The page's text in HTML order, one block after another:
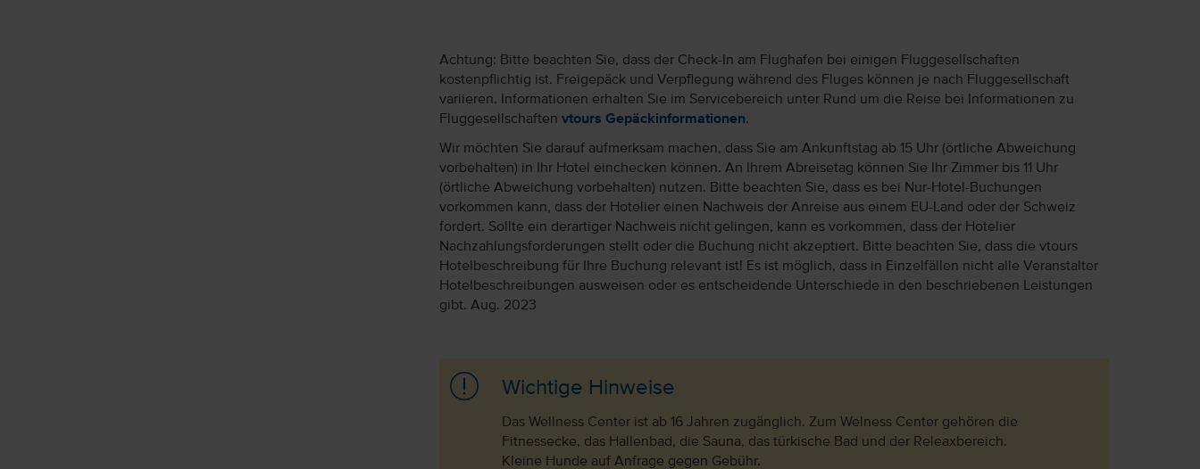
Achtung: Bitte beachten Sie, dass der Check-In am Flughafen bei einigen Fluggesellschaften
kostenpflichtig ist. Freigepäck und Verpflegung während des Fluges können je nach Fluggesellschaft
variieren. Informationen erhalten Sie im Servicebereich unter Rund um die Reise bei Informationen zu
Fluggesellschaften vtours Gepäckinformationen.
Wir möchten Sie darauf aufmerksam machen, dass Sie am Ankunftstag ab 15 Uhr (örtliche Abweichung
vorbehalten) in Ihr Hotel einchecken können. An Ihrem Abreisetag können Sie Ihr Zimmer bis 11 Uhr
(örtliche Abweichung vorbehalten) nutzen. Bitte beachten Sie, dass es bei Nur-Hotel-Buchungen
vorkommen kann, dass der Hotelier einen Nachweis der Anreise aus einem EU-Land oder der Schweiz
fordert. Sollte ein derartiger Nachweis nicht gelingen, kann es vorkommen, dass der Hotelier
Nachzahlungsforderungen stellt oder die Buchung nicht akzeptiert. Bitte beachten Sie, dass die vtours
Hotelbeschreibung für Ihre Buchung relevant ist! Es ist möglich, dass in Einzelfällen nicht alle Veranstalter
Hotelbeschreibungen ausweisen oder es entscheidende Unterschiede in den beschriebenen Leistungen
gibt. Aug. 2023
Wichtige Hinweise
Das Wellness Center ist ab 16 Jahren zugänglich. Zum Welness Center gehören die
Fitnessecke, das Hallenbad, die Sauna, das türkische Bad und der Releaxbereich.
Kleine Hunde auf Anfrage gegen Gebühr.